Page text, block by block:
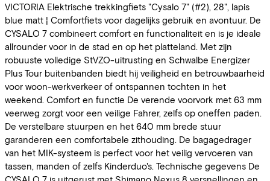
VICTORIA Elektrische trekkingfiets "Cysalo 7" (#2), 28", lapis
blue matt ¦ Comfortfiets voor dagelijks gebruik en avontuur. De
CYSALO 7 combineert comfort en functionaliteit en is je ideale
allrounder voor in de stad en op het platteland. Met zijn
robuuste volledige StVZO-uitrusting en Schwalbe Energizer
Plus Tour buitenbanden biedt hij veiligheid en betrouwbaarheid
voor woon-werkverkeer of ontspannen tochten in het
weekend. Comfort en functie De verende voorvork met 63 mm
veerweg zorgt voor een veilige Fahrer, zelfs op oneffen paden.
De verstelbare stuurpen en het 640 mm brede stuur
garanderen een comfortabele zithouding. De bagagedrager
van het MIK-systeem is perfect voor het veilig vervoeren van
tassen, manden of zelfs Kinderduo's. Technische gegevens De